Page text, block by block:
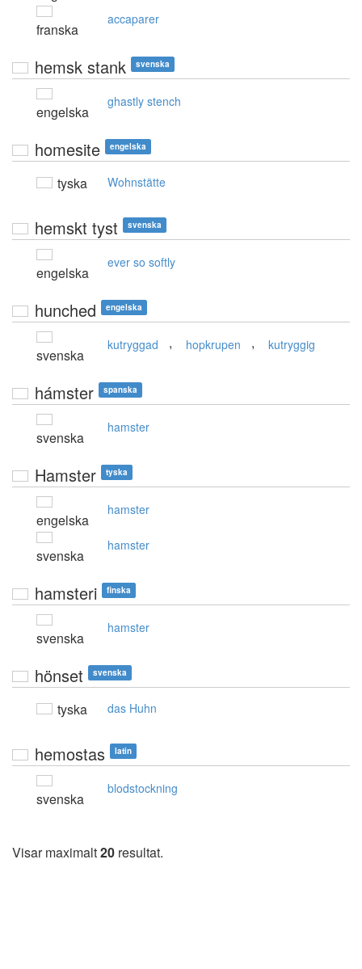
franska
accaparer
hemsk stank svenska
engelska
ghastly stench
homesite engelska
tyska Wohnstätte
hemskt tyst svenska
engelska
ever so softly
hunched engelska
svenska
kutryggad , hopkrupen , kutryggig
hámster spanska
svenska
hamster
Hamster tyska
engelska
hamster
svenska
hamster
hamsteri finska
svenska
hamster
hönset svenska
tyska das Huhn
hemostas latin
svenska
blodstockning
Visar maximalt20 resultat.